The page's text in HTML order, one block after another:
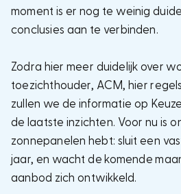
moment is er nog te weinig
conclusies aan te verbinden.
Zodra hier meer duidelijk over
toezichthouder, ACM, hier
zullen we de informatie op
de laatste inzichten. Voor nu is
zonnepanelen hebt: sluit een
jaar, en wacht de komende
aanbod zich ontwikkeld.